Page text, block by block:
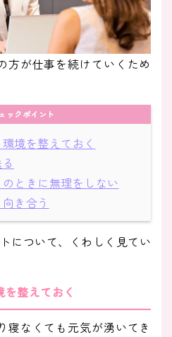
方が仕事を続けていくため
ックポイント
境を整えておく
のときに無理をしない
き合う
について、くわしく見てい
整えておく
寝なくても元気が湧いてき